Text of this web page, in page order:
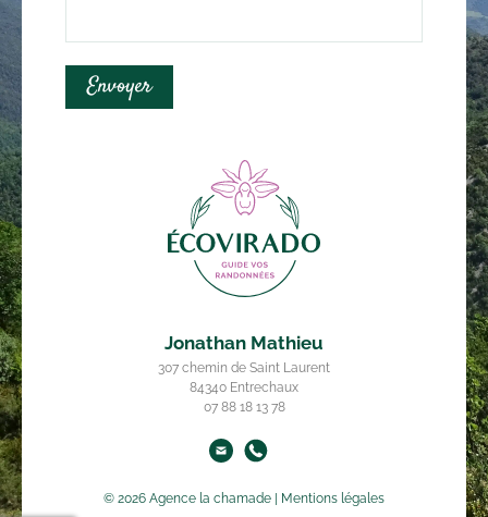
Envoyer
Jonathan Mathieu
307 chemin de Saint Laurent
84340 Entrechaux
07 88 18 13 78
© 2026 Agence la chamade | Mentions légales